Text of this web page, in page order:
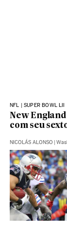
NFL | SUPER BOWL LII
New
com seu
NICOLÁS ALONSO